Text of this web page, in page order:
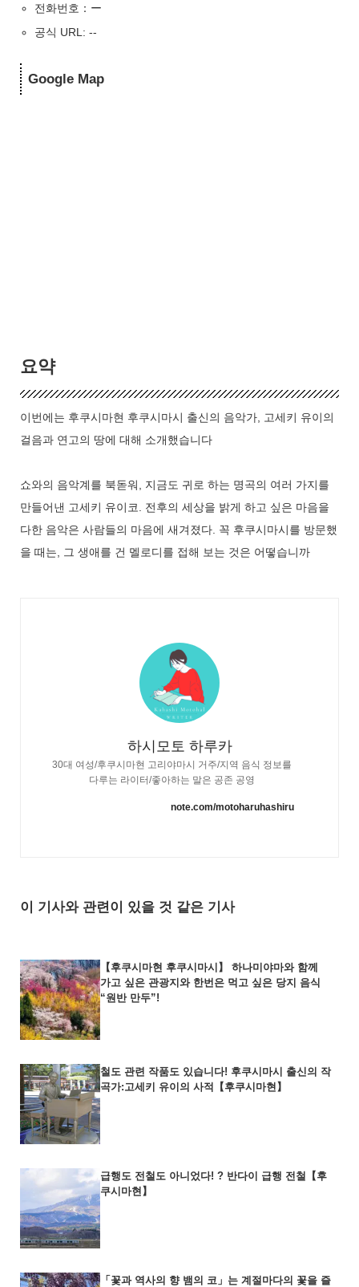
전화번호：ー
공식 URL: --
Google Map
요약
이번에는 후쿠시마현 후쿠시마시 출신의 음악가, 고세키 유이의
걸음과 연고의 땅에 대해 소개했습니다
쇼와의 음악계를 북돋워, 지금도 귀로 하는 명곡의 여러 가지를
만들어낸 고세키 유이코. 전후의 세상을 밝게 하고 싶은 마음을
다한 음악은 사람들의 마음에 새겨졌다. 꼭 후쿠시마시를 방문했
을 때는, 그 생애를 건 멜로디를 접해 보는 것은 어떻습니까
하시모토 하루카
30대 여성/후쿠시마현 고리야마시 거주/지역 음식 정보를
다루는 라이터/좋아하는 말은 공존 공영
note.com/motoharuhashiru
이 기사와 관련이 있을 것 같은 기사
【후쿠시마현 후쿠시마시】 하나미야마와 함께
가고 싶은 관광지와 한번은 먹고 싶은 당지 음식
“원반 만두”!
철도 관련 작품도 있습니다! 후쿠시마시 출신의 작
곡가:고세키 유이의 사적【후쿠시마현】
급행도 전철도 아니었다! ? 반다이 급행 전철【후
쿠시마현】
「꽃과 역사의 향 뱀의 코」는 계절마다의 꽃을 즐